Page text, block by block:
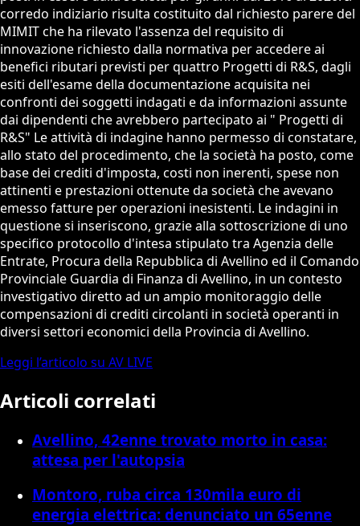
corredo indiziario risulta costituito dal richiesto parere del
MIMIT che ha rilevato l'assenza del requisito di
innovazione richiesto dalla normativa per accedere ai
benefici ributari previsti per quattro Progetti di R&S, dagli
esiti dell'esame della documentazione acquisita nei
confronti dei soggetti indagati e da informazioni assunte
dai dipendenti che avrebbero partecipato ai " Progetti di
R&S" Le attività di indagine hanno permesso di constatare,
allo stato del procedimento, che la società ha posto, come
base dei crediti d'imposta, costi non inerenti, spese non
attinenti e prestazioni ottenute da società che avevano
emesso fatture per operazioni inesistenti. Le indagini in
questione si inseriscono, grazie alla sottoscrizione di uno
specifico protocollo d'intesa stipulato tra Agenzia delle
Entrate, Procura della Repubblica di Avellino ed il Comando
Provinciale Guardia di Finanza di Avellino, in un contesto
investigativo diretto ad un ampio monitoraggio delle
compensazioni di crediti circolanti in società operanti in
diversi settori economici della Provincia di Avellino.
Leggi l’articolo su AV LIVE
Articoli correlati
Avellino, 42enne trovato morto in casa:
attesa per l'autopsia
Montoro, ruba circa 130mila euro di
energia elettrica: denunciato un 65enne